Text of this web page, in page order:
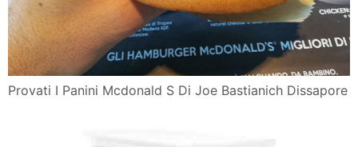
Provati I Panini Mcdonald S Di Joe Bastianich Dissapore